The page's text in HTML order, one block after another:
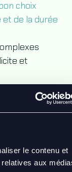
le contenu et
aux
choix
et de la durée
et
pour
est
moyenne et